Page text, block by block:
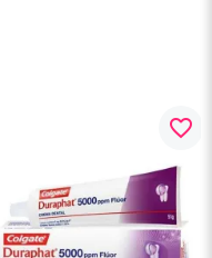
favorite_border